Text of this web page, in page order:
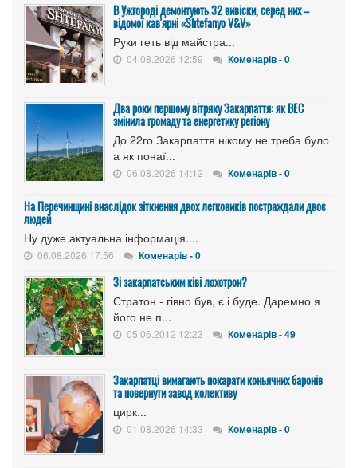
В Ужгороді демонтують 32 вивіски, серед них –
відомої кав'ярні «Shtefanyo V&V»
Руки геть від майстра...
04.08.2026 12:59 Коменарів - 0
Два роки першому вітряку Закарпаття: як ВЕС
змінила громаду та енергетику регіону
До 22го Закарпаття нікому не треба було
а як понаї...
06.08.2026 14:12 Коменарів - 0
На Перечинщині внаслідок зіткнення двох легковиків постраждали двоє
людей
Ну дуже актуальна інформація....
06.08.2026 17:56 Коменарів - 0
Зі закарпатським ківі лохотрон?
Стратон - гівно був, є і буде. Даремно я
його не п...
05.06.2012 12:23 Коменарів - 49
Закарпатці вимагають покарати коньячних баронів
та повернути завод колективу
цирк...
01.08.2026 14:33 Коменарів - 0